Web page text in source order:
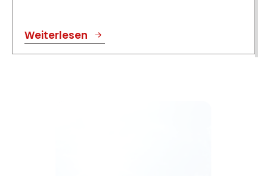
Weiterlesen